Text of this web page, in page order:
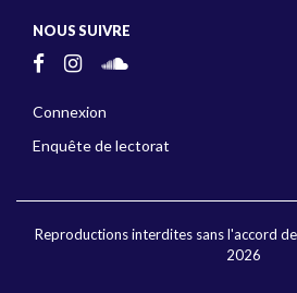
NOUS SUIVRE
Connexion
Enquête de lectorat
Reproductions interdites sans l'accord
2026